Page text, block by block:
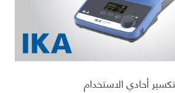
أحادي الاستخدام